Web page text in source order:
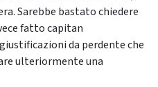
Sarebbe bastato chiedere
fatto capitan
da perdente che
ulteriormente una